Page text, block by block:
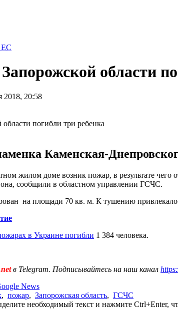
ЕС
области
2018, 20:58
Каменская-
жилом доме возник пожар, в результате
сообщили в областном управлении ГСЧС.
на площади 70 кв. м. К тушению
в Украине погибли 1 384 человека.
в Telegram. Подписывайтесь на наш канал
News
, пожар, Запорожская область, ГСЧС
необходимый текст и нажмите Ctrl+Enter,